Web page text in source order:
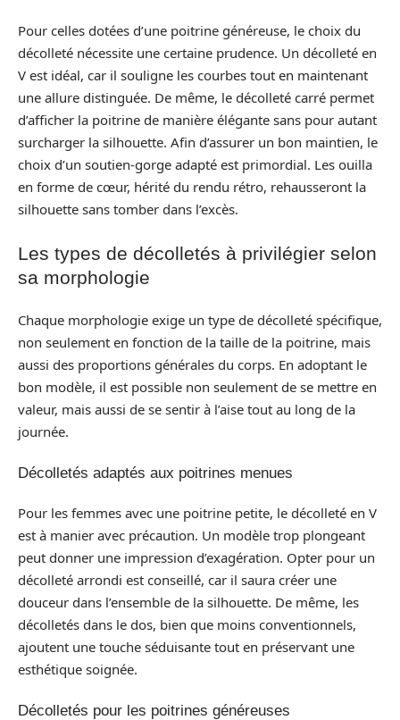
Pour celles dotées d’une poitrine généreuse, le choix du
décolleté nécessite une certaine prudence. Un décolleté en
V est idéal, car il souligne les courbes tout en maintenant
une allure distinguée. De même, le décolleté carré permet
d’afficher la poitrine de manière élégante sans pour autant
surcharger la silhouette. Afin d’assurer un bon maintien, le
choix d’un soutien-gorge adapté est primordial. Les ouilla
en forme de cœur, hérité du rendu rétro, rehausseront la
silhouette sans tomber dans l’excès.
Les types de décolletés à privilégier selon
sa morphologie
Chaque morphologie exige un type de décolleté spécifique,
non seulement en fonction de la taille de la poitrine, mais
aussi des proportions générales du corps. En adoptant le
bon modèle, il est possible non seulement de se mettre en
valeur, mais aussi de se sentir à l’aise tout au long de la
journée.
Décolletés adaptés aux poitrines menues
Pour les femmes avec une poitrine petite, le décolleté en V
est à manier avec précaution. Un modèle trop plongeant
peut donner une impression d’exagération. Opter pour un
décolleté arrondi est conseillé, car il saura créer une
douceur dans l’ensemble de la silhouette. De même, les
décolletés dans le dos, bien que moins conventionnels,
ajoutent une touche séduisante tout en préservant une
esthétique soignée.
Décolletés pour les poitrines généreuses